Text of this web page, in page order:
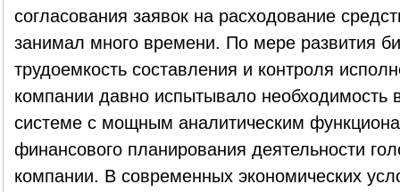
согласования заявок на расходование
занимал много времени. По мере развития
трудоемкость составления и контроля
компании давно испытывало
системе с мощным аналитическим
финансового планирования деятельности
компании. В современных экономических